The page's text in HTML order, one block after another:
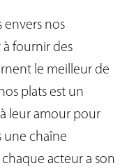
envers nos
fournir des
le meilleur de
plats est un
leur amour pour
une chaîne
acteur a son